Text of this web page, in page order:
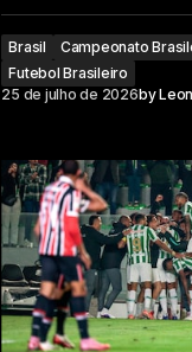
Brasil Campeonato
Futebol Brasileiro
25 de julho de 2026by